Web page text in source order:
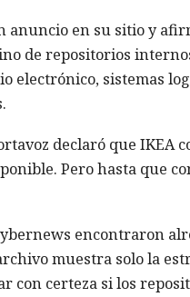
anuncio en su sitio y
de repositorios
electrónico, sistemas
declaró que IKEA
Pero hasta que
encontraron
muestra solo la
con certeza si los